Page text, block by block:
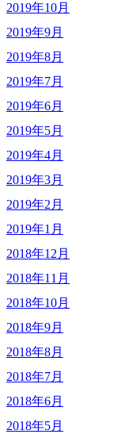
2019年10月
2019年9月
2019年8月
2019年7月
2019年6月
2019年5月
2019年4月
2019年3月
2019年2月
2019年1月
2018年12月
2018年11月
2018年10月
2018年9月
2018年8月
2018年7月
2018年6月
2018年5月